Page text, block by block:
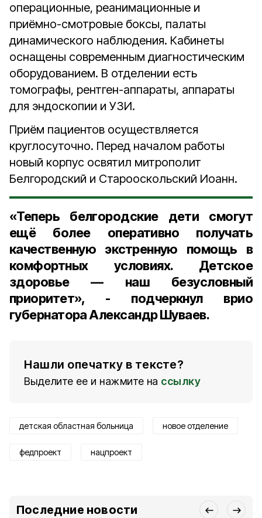
операционные, реанимационные и
приёмно-смотровые боксы, палаты
динамического наблюдения. Кабинеты
оснащены современным диагностическим
оборудованием. В отделении есть
томографы, рентген-аппараты, аппараты
для эндоскопии и УЗИ.
Приём пациентов осуществляется
круглосуточно. Перед началом работы
новый корпус освятил митрополит
Белгородский и Старооскольский Иоанн.
«Теперь белгородские дети смогут
ещё более оперативно получать
качественную экстренную помощь в
комфортных условиях. Детское
здоровье — наш безусловный
приоритет», - подчеркнул врио
губернатора Александр Шуваев.
Нашли опечатку в тексте?
Выделите ее и нажмите на ссылку
детская областная больница новое отделение
федпроект нацпроект
Последние новости